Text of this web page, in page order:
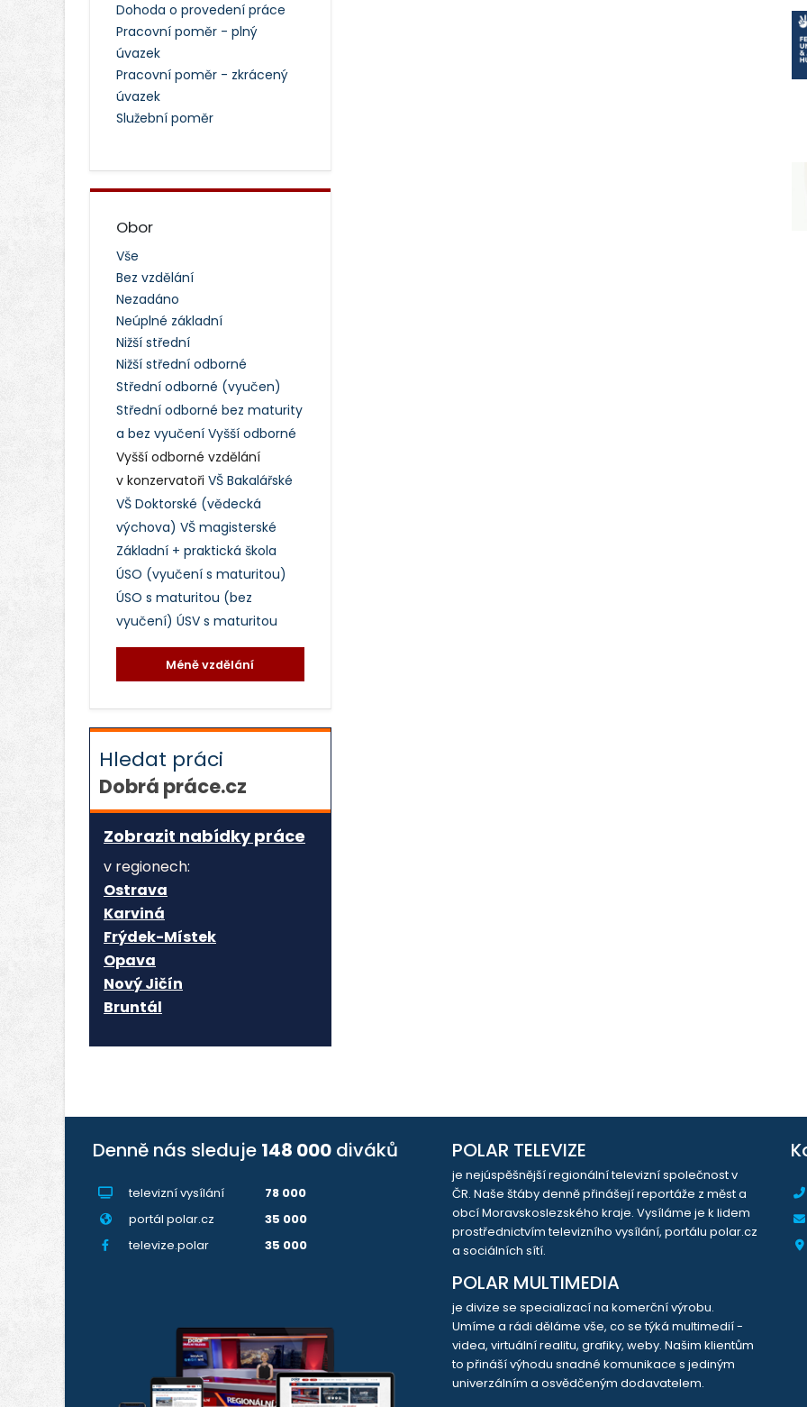
Dohoda o provedení práce
Pracovní poměr - plný
úvazek
Pracovní poměr - zkrácený
úvazek
Služební poměr
Obor
Vše
Bez vzdělání
Nezadáno
Neúplné základní
Nižší střední
Nižší střední odborné
Střední odborné (vyučen)
Střední odborné bez maturity
a bez vyučení Vyšší odborné
Vyšší odborné vzdělání
v konzervatoři VŠ Bakalářské
VŠ Doktorské (vědecká
výchova) VŠ magisterské
Základní + praktická škola
ÚSO (vyučení s maturitou)
ÚSO s maturitou (bez
vyučení) ÚSV s maturitou
Méně vzdělání
Hledat práci
Dobrá práce.cz
Zobrazit nabídky práce
v regionech:
Ostrava
Karviná
Frýdek-Místek
Opava
Nový Jičín
Bruntál
Denně nás sleduje 148 000 diváků
televizní vysílání
78 000
portál polar.cz
35 000
televize.polar
35 000
POLAR TELEVIZE
je nejúspěšnější regionální televizní společnost v
ČR. Naše štáby denně přinášejí reportáže z měst a
obcí Moravskoslezského kraje. Vysíláme je k lidem
prostřednictvím televizního vysílání, portálu polar.cz
a sociálních sítí.
POLAR MULTIMEDIA
je divize se specializací na komerční výrobu.
Umíme a rádi děláme vše, co se týká multimedií -
videa, virtuální realitu, grafiky, weby. Našim klientům
to přináší výhodu snadné komunikace s jediným
univerzálním a osvědčeným dodavatelem.